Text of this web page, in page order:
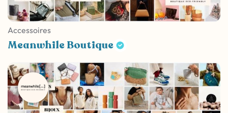
Accessoires
Meanwhile Boutique